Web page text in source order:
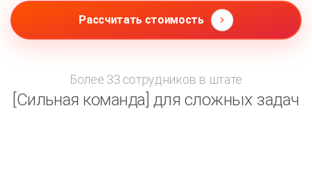
Рассчитать стоимость
Более 33 сотрудников в штате
[Сильная команда] для сложных задач